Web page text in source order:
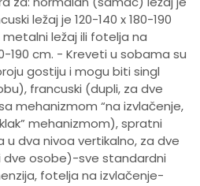
ležaj je 120-140 x 180-190
ležaj ili fotelja na
190 cm. - Kreveti u sobama su
gostiju i mogu biti singl
francuski (dupli, za dve
mehanizmom “na izvlačenje,
mehanizmom), spratni
dva nivoa vertikalno, za dve
dve osobe)-sve standardni
fotelja na izvlačenje-